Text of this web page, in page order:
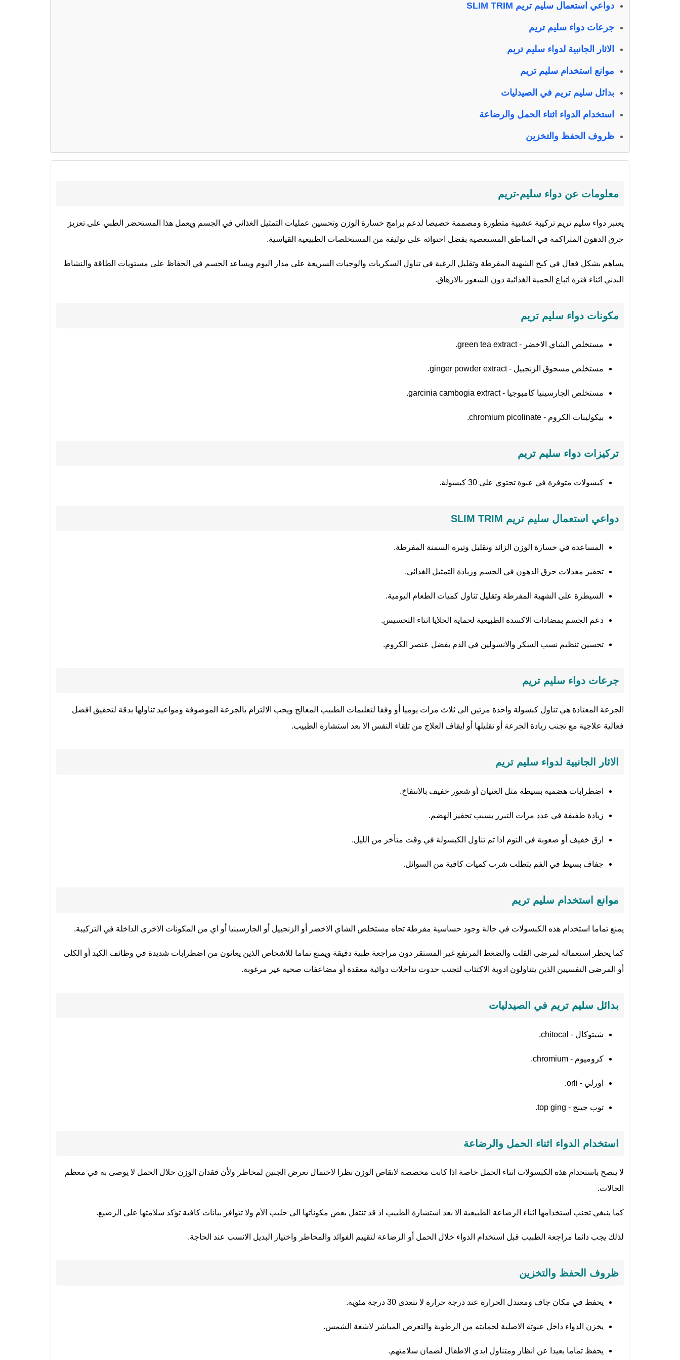
دواعي استعمال سليم تريم SLIM TRIM
جرعات دواء سليم تريم
الاثار الجانبية لدواء سليم تريم
موانع استخدام سليم تريم
بدائل سليم تريم في الصيدليات
استخدام الدواء اثناء الحمل والرضاعة
ظروف الحفظ والتخزين
معلومات عن دواء سليم-تريم
يعتبر دواء سليم تريم تركيبة عشبية متطورة ومصممة خصيصا لدعم برامج خسارة الوزن وتحسين عمليات التمثيل الغذائي في الجسم ويعمل هذا المستحضر الطبي على تعزيز
حرق الدهون المتراكمة في المناطق المستعصية بفضل احتوائه على توليفة من المستخلصات الطبيعية القياسية.
يساهم بشكل فعال في كبح الشهية المفرطة وتقليل الرغبة في تناول السكريات والوجبات السريعة على مدار اليوم ويساعد الجسم في الحفاظ على مستويات الطاقة والنشاط
البدني اثناء فترة اتباع الحمية الغذائية دون الشعور بالارهاق.
مكونات دواء سليم تريم
مستخلص الشاي الاخضر - green tea extract.
مستخلص مسحوق الزنجبيل - ginger powder extract.
مستخلص الجارسينيا كامبوجيا - garcinia cambogia extract.
بيكولينات الكروم - chromium picolinate.
تركيزات دواء سليم تريم
كبسولات متوفرة في عبوة تحتوي على 30 كبسولة.
دواعي استعمال سليم تريم SLIM TRIM
المساعدة في خسارة الوزن الزائد وتقليل وتيرة السمنة المفرطة.
تحفيز معدلات حرق الدهون في الجسم وزيادة التمثيل الغذائي.
السيطرة على الشهية المفرطة وتقليل تناول كميات الطعام اليومية.
دعم الجسم بمضادات الاكسدة الطبيعية لحماية الخلايا اثناء التخسيس.
تحسين تنظيم نسب السكر والانسولين في الدم بفضل عنصر الكروم.
جرعات دواء سليم تريم
الجرعة المعتادة هي تناول كبسولة واحدة مرتين الى ثلاث مرات يوميا أو وفقا لتعليمات الطبيب المعالج ويجب الالتزام بالجرعة الموصوفة ومواعيد تناولها بدقة لتحقيق افضل
فعالية علاجية مع تجنب زيادة الجرعة أو تقليلها أو ايقاف العلاج من تلقاء النفس الا بعد استشارة الطبيب.
الاثار الجانبية لدواء سليم تريم
اضطرابات هضمية بسيطة مثل الغثيان أو شعور خفيف بالانتفاخ.
زيادة طفيفة في عدد مرات التبرز بسبب تحفيز الهضم.
ارق خفيف أو صعوبة في النوم اذا تم تناول الكبسولة في وقت متأخر من الليل.
جفاف بسيط في الفم يتطلب شرب كميات كافية من السوائل.
موانع استخدام سليم تريم
يمنع تماما استخدام هذه الكبسولات في حالة وجود حساسية مفرطة تجاه مستخلص الشاي الاخضر أو الزنجبيل أو الجارسينيا أو اي من المكونات الاخرى الداخلة في التركيبة.
كما يحظر استعماله لمرضى القلب والضغط المرتفع غير المستقر دون مراجعة طبية دقيقة ويمنع تماما للاشخاص الذين يعانون من اضطرابات شديدة في وظائف الكبد أو الكلى
أو المرضى النفسيين الذين يتناولون ادوية الاكتئاب لتجنب حدوث تداخلات دوائية معقدة أو مضاعفات صحية غير مرغوبة.
بدائل سليم تريم في الصيدليات
شيتوكال - chitocal.
كروميوم - chromium.
اورلي - orli.
توب جينج - top ging.
استخدام الدواء اثناء الحمل والرضاعة
لا ينصح باستخدام هذه الكبسولات اثناء الحمل خاصة اذا كانت مخصصة لانقاص الوزن نظرا لاحتمال تعرض الجنين لمخاطر ولأن فقدان الوزن خلال الحمل لا يوصى به في معظم
الحالات.
كما ينبغي تجنب استخدامها اثناء الرضاعة الطبيعية الا بعد استشارة الطبيب اذ قد تنتقل بعض مكوناتها الى حليب الأم ولا تتوافر بيانات كافية تؤكد سلامتها على الرضيع.
لذلك يجب دائما مراجعة الطبيب قبل استخدام الدواء خلال الحمل أو الرضاعة لتقييم الفوائد والمخاطر واختيار البديل الانسب عند الحاجة.
ظروف الحفظ والتخزين
يحفظ في مكان جاف ومعتدل الحرارة عند درجة حرارة لا تتعدى 30 درجة مئوية.
يخزن الدواء داخل عبوته الاصلية لحمايته من الرطوبة والتعرض المباشر لاشعة الشمس.
يحفظ تماما بعيدا عن انظار ومتناول ايدي الاطفال لضمان سلامتهم.